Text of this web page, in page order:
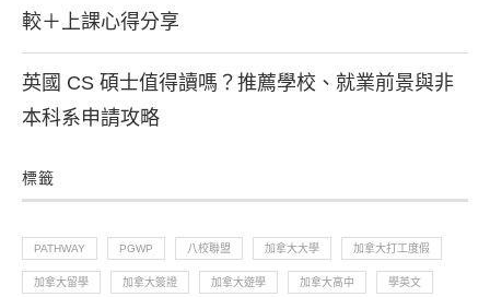
較＋上課心得分享
英國 CS 碩士值得讀嗎？推薦學校、就業前景與非
本科系申請攻略
標籤
PATHWAY PGWP 八校聯盟 加拿大大學 加拿大打工度假
加拿大留學 加拿大簽證 加拿大遊學 加拿大高中 學英文